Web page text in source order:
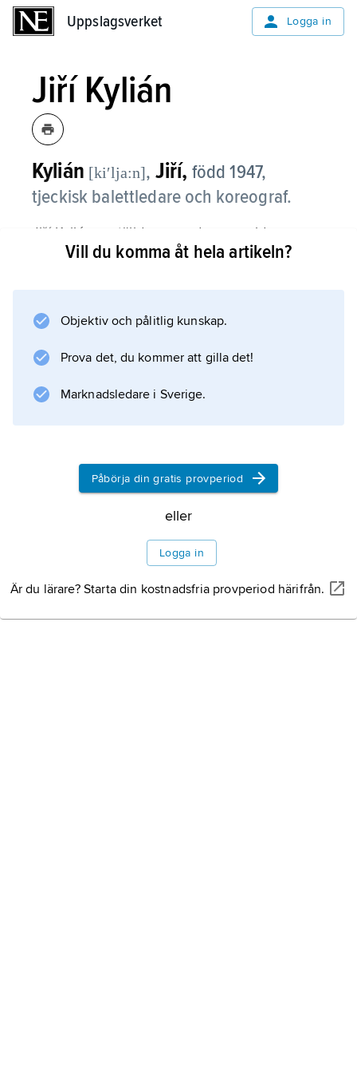
Uppslagsverket Logga in
Jiří Kylián
Kylián [kiʹlja:n], Jiří, född 1947,
tjeckisk balettledare och koreograf.
Jiří Kylián anställdes som dansare vid
Stuttgartbaletten 1968. Han började
dansa på ovansidan av fötterna (inklusive
som inte liknade någonting annat.
Vill du komma åt hela artikeln?
Objektiv och pålitlig kunskap.
Prova det, du kommer att gilla det!
Marknadsledare i Sverige.
Påbörja din gratis provperiod
eller
Logga in
Är du lärare? Starta din kostnadsfria provperiod härifrån.